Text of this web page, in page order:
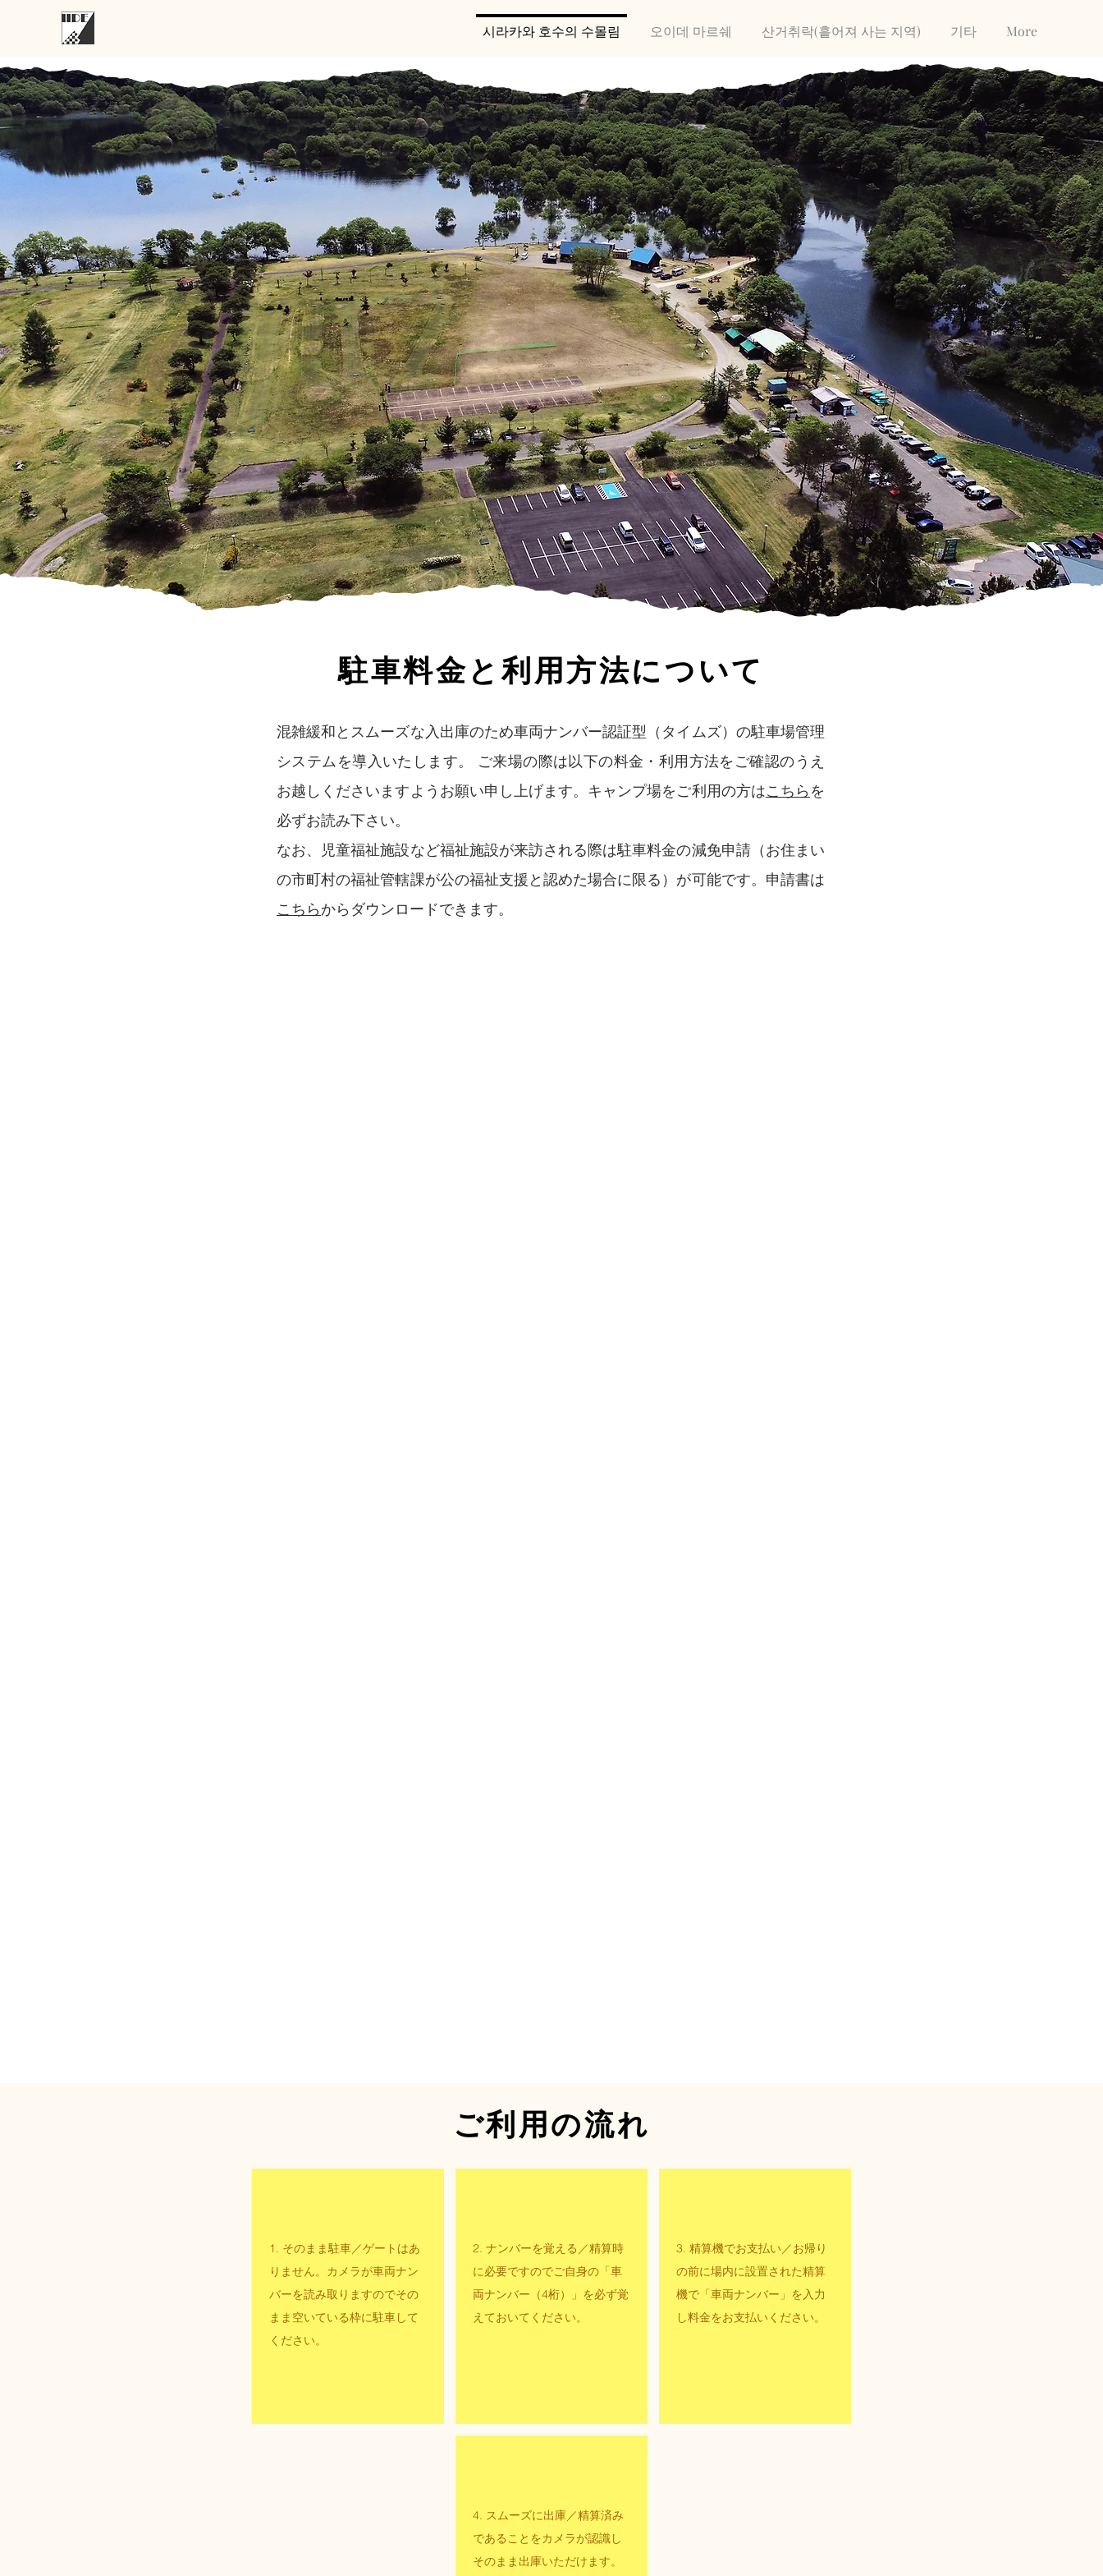
시라카와 호수의 수몰림 오이데 마르쉐 산거취락(흩어져 사는 지역) 기타 More
駐車料金と利用方法について
混雑緩和とスムーズな入出庫のため車両ナンバー認証型（タイムズ）の駐車場管理
システムを導入いたします。 ご来場の際は以下の料金・利用方法をご確認のうえ
お越しくださいますようお願い申し上げます。キャンプ場をご利用の方はこちら を
必ずお読み下さい。
なお、児童福祉施設など福祉施設が来訪される際は駐車料金の減免申請（お住まい
の市町村の福祉管轄課が公の福祉支援と認めた場合に限る）が可能です。申請書は
こちら からダウンロードできます。
ご利用の流れ
1. そのまま駐車／ゲートはあ
りません。カメラが車両ナン
バーを読み取りますのでその
まま空いている枠に駐車して
ください。
2. ナンバーを覚える／精算時
に必要ですのでご自身の「車
両ナンバー（4桁）」を必ず覚
えておいてください。
3. 精算機でお支払い／お帰り
の前に場内に設置された精算
機で「車両ナンバー」を入力
し料金をお支払いください。
4. スムーズに出庫／精算済み
であることをカメラが認識し
そのまま出庫いただけます。